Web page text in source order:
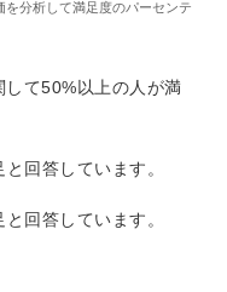
を分析して満足度のパーセンテ
て50%以上の人が満
回答しています。
回答しています。